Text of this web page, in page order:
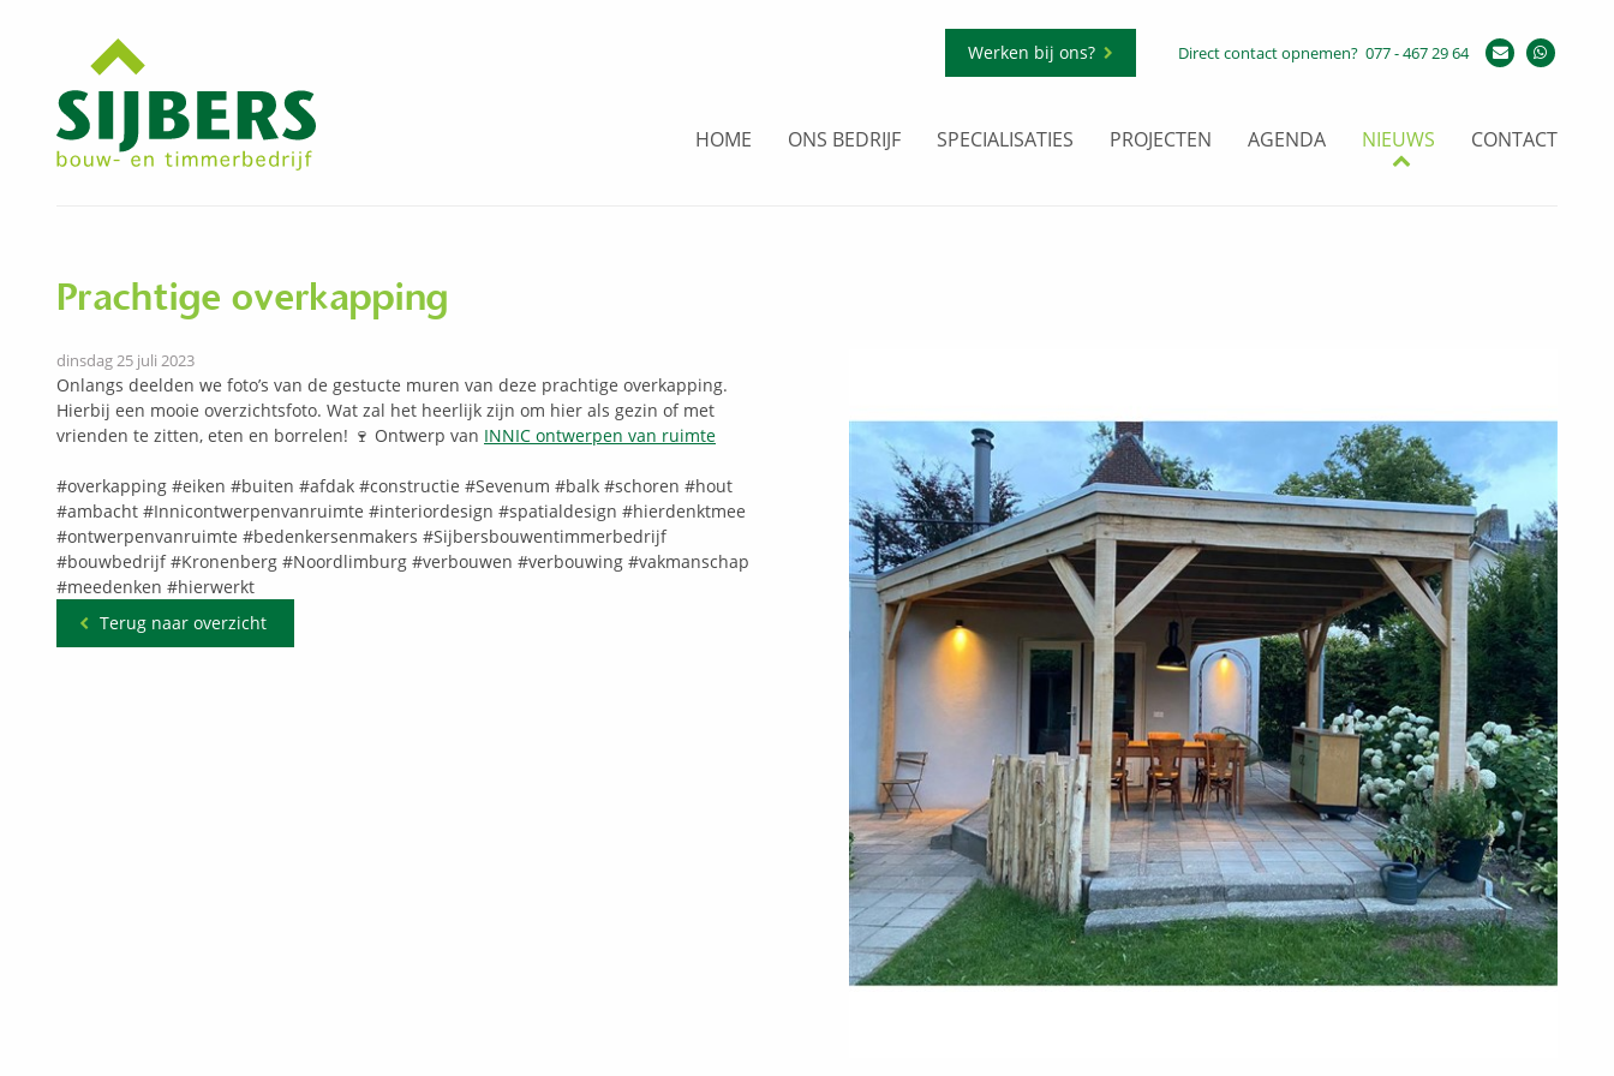
Werken bij ons? Direct contact opnemen? 077 - 467 29 64
HOME ONS BEDRIJF SPECIALISATIES PROJECTEN AGENDA NIEUWS CONTACT
Prachtige overkapping
dinsdag 25 juli 2023
Onlangs deelden we foto’s van de gestucte muren van deze prachtige overkapping.
Hierbij een mooie overzichtsfoto. Wat zal het heerlijk zijn om hier als gezin of met
vrienden te zitten, eten en borrelen! 🍷 Ontwerp van INNIC ontwerpen van ruimte
#overkapping #eiken #buiten #afdak #constructie #Sevenum #balk #schoren #hout
#ambacht #Innicontwerpenvanruimte #interiordesign #spatialdesign #hierdenktmee
#ontwerpenvanruimte #bedenkersenmakers #Sijbersbouwentimmerbedrijf
#bouwbedrijf #Kronenberg #Noordlimburg #verbouwen #verbouwing #vakmanschap
#meedenken #hierwerkt
Terug naar overzicht